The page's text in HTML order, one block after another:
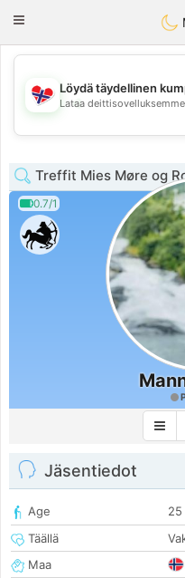
Toggle
💖
💕
Löydä täydellinen
Lataa
Treffit Mies Møre og
0.7/1
Jäsentiedot
Age
Täällä
Maa